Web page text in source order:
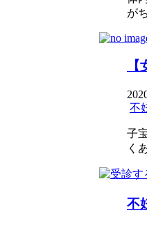
が
不
子
く
不